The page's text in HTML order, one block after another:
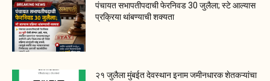
पंचायत सभापतीपदाची फेरनिवड 30 जुलैला; स्टे आल्यास
प्रक्रिया थांबण्याची शक्यता
२१ जुलैला मुंबईत देवस्थान इनाम जमीनधारक शेतकऱ्यांचा